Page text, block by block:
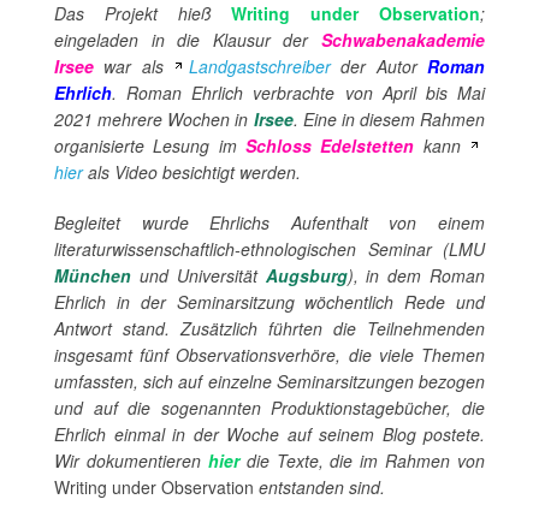
Das Projekt hießWriting under Observation;
eingeladen in die Klausur der Schwabenakademie
Irsee war als Landgastschreiberder Autor Roman
Ehrlich. Roman Ehrlich verbrachte von April bis Mai
2021 mehrere Wochen in Irsee. Eine in diesem Rahmen
organisierte Lesung im Schloss Edelstetten kann
hierals Video besichtigt werden.
Begleitet wurde Ehrlichs Aufenthalt von einem
literaturwissenschaftlich-ethnologischen Seminar (LMU
München und Universität Augsburg), in dem Roman
Ehrlich in der Seminarsitzung wöchentlich Rede und
Antwort stand. Zusätzlich führten die Teilnehmenden
insgesamt fünf Observationsverhöre, die viele Themen
umfassten, sich auf einzelne Seminarsitzungen bezogen
und auf die sogenannten Produktionstagebücher, die
Ehrlich einmal in der Woche auf seinem Blog postete.
Wir dokumentieren hierdie Texte, die im Rahmen von
Writing under Observation entstanden sind.